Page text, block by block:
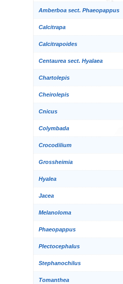
Amberboa sect. Phaeopappus
Calcitrapa
Calcitrapoides
Centaurea sect. Hyalaea
Chartolepis
Cheirolepis
Cnicus
Colymbada
Crocodilium
Grossheimia
Hyalea
Jacea
Melanoloma
Phaeopappus
Plectocephalus
Stephanochilus
Tomanthea